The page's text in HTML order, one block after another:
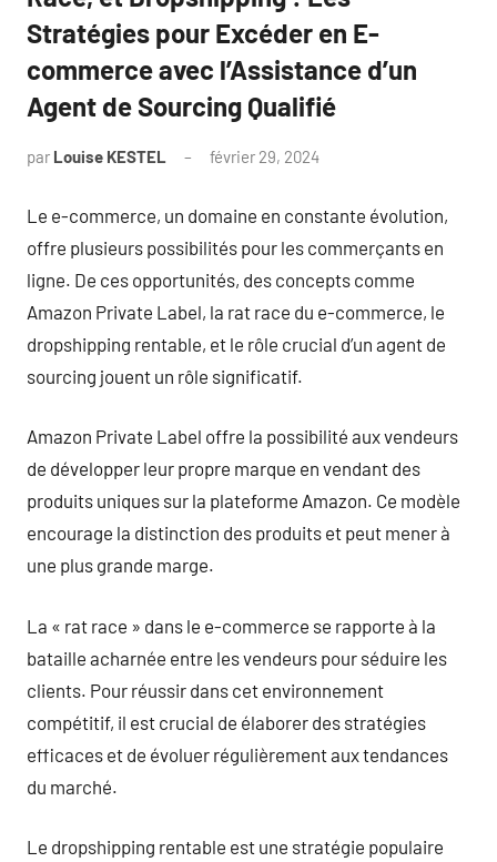
Stratégies pour Excéder en E-
commerce avec l’Assistance d’un
Agent de Sourcing Qualifié
par Louise KESTEL février 29, 2024
Le e-commerce, un domaine en constante évolution,
offre plusieurs possibilités pour les commerçants en
ligne. De ces opportunités, des concepts comme
Amazon Private Label, la rat race du e-commerce, le
dropshipping rentable, et le rôle crucial d’un agent de
sourcing jouent un rôle significatif.
Amazon Private Label offre la possibilité aux vendeurs
de développer leur propre marque en vendant des
produits uniques sur la plateforme Amazon. Ce modèle
encourage la distinction des produits et peut mener à
une plus grande marge.
La « rat race » dans le e-commerce se rapporte à la
bataille acharnée entre les vendeurs pour séduire les
clients. Pour réussir dans cet environnement
compétitif, il est crucial de élaborer des stratégies
efficaces et de évoluer régulièrement aux tendances
du marché.
Le dropshipping rentable est une stratégie populaire